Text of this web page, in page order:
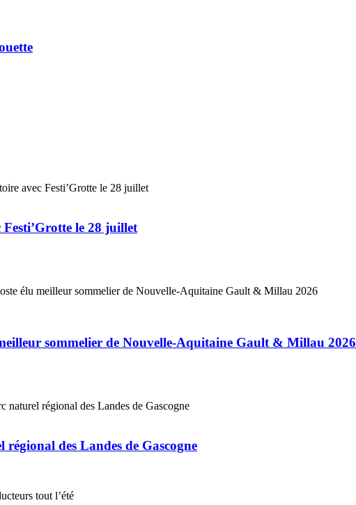
le 28 juillet
sommelier de Nouvelle-Aquitaine Gault & Millau 2026
des Landes de Gascogne